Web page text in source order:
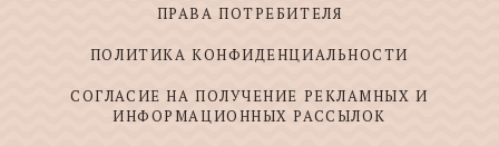
ПРАВА ПОТРЕБИТЕЛЯ
ПОЛИТИКА КОНФИДЕНЦИАЛЬНОСТИ
СОГЛАСИЕ НА ПОЛУЧЕНИЕ РЕКЛАМНЫХ И
ИНФОРМАЦИОННЫХ РАССЫЛОК